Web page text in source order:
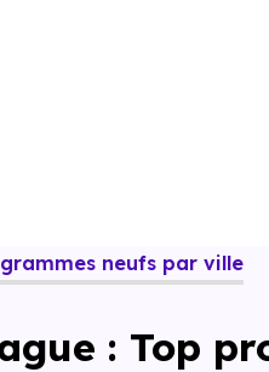
neufs par ville
: Top